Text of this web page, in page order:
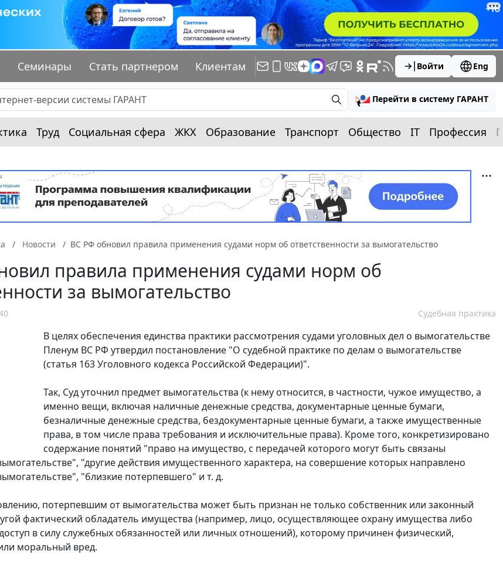
Семинары Стать партнером Клиентам Войти Eng
Перейти в систему ГАРАНТ
Труд Социальная сфера ЖКХ Образование Транспорт Общество IT Профессия
Новости ВС РФ обновил правила применения судами норм об ответственности за вымогательство
правила применения судами норм об
за вымогательство
Судебная практика
В целях обеспечения единства практики рассмотрения судами уголовных дел о вымогательстве
Пленум ВС РФ утвердил постановление "О судебной практике по делам о вымогательстве
(статья 163 Уголовного кодекса Российской Федерации)".
Так, Суд уточнил предмет вымогательства (к нему относится, в частности, чужое имущество, а
именно вещи, включая наличные денежные средства, документарные ценные бумаги,
безналичные денежные средства, бездокументарные ценные бумаги, а также имущественные
права, в том числе права требования и исключительные права). Кроме того, конкретизировано
содержание понятий "право на имущество, с передачей которого могут быть связаны
"другие действия имущественного характера, на совершение которых направлено
"близкие потерпевшего" и т. д.
потерпевшим от вымогательства может быть признан не только собственник или законный
фактический обладатель имущества (например, лицо, осуществляющее охрану имущества либо
в силу служебных обязанностей или личных отношений), которому причинен физический,
моральный вред.